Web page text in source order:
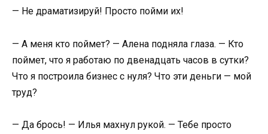
— Не драматизируй! Просто пойми их!
— А меня кто поймет? — Алена подняла глаза. — Кто
поймет, что я работаю по двенадцать часов в сутки?
Что я построила бизнес с нуля? Что эти деньги — мой
труд?
— Да брось! — Илья махнул рукой. — Тебе просто